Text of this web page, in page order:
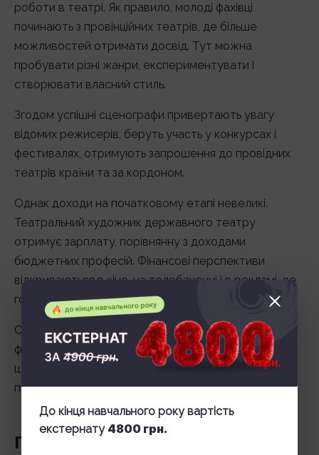
До кінця навчального року вартість
екстернату 4800 грн.
роботи в театрі. Як правило, молоді фахівці
починають з провінційних театрів, де більше
можливостей отримати досвід. Тут можна
пробувати різні жанри, експериментувати і
створювати власний стиль.
Згодом успішні сценографи привертають увагу
відомих режисерів, беруть участь у конкурсах і
фестивалях, отримують запрошення до провідних
театрів країни та за кордоном.
Однак доходи на початковому етапі невеликі.
Театральний художник державного театру
отримує зарплату, порівнянну з доходами
бюджетних професій. Фінансові перспективи
відкриваються в кіно, на телебаченні і в рекламі, де
гонорари значно вищі.
Сценограф з ім’ям може працювати як незалежний
фахівець, співпрацюючи з продюсерськими
центрами, телеканалами і міжнародними
проектами.
Перспективи професії